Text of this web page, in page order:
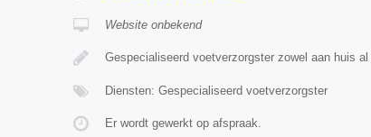
Website onbekend
Gespecialiseerd voetverzorgster zowel aan huis
Diensten: Gespecialiseerd voetverzorgster
Er wordt gewerkt op afspraak.